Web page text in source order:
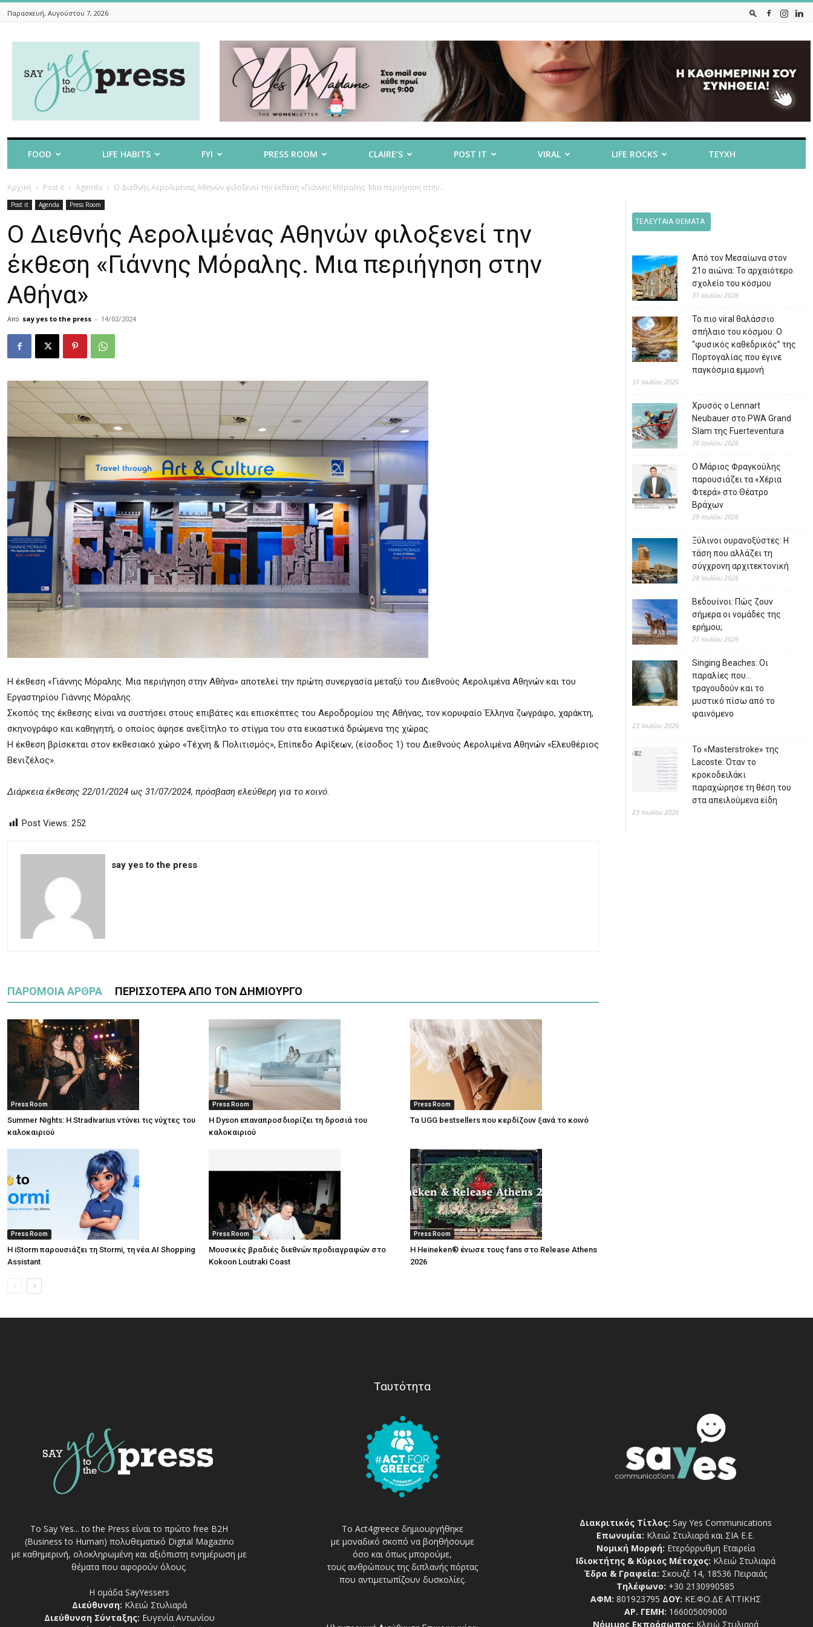
Παρασκευή, Αυγούστου 7, 2026
To
The
FOOD LIFE HABITS FYI PRESS ROOM CLAIRE’S POST IT VIRAL LIFE ROCKS ΤΕΥΧΗ
Αρχική Post it Agenda Ο Διεθνής Αερολιμένας Αθηνών φιλοξενεί την έκθεση «Γιάννης Μόραλης. Μια περιήγηση στην...
Post it Agenda Press Room
Ο Διεθνής Αερολιμένας Αθηνών φιλοξενεί την
έκθεση «Γιάννης Μόραλης. Μια περιήγηση στην
Αθήνα»
Από say yes to the press - 14/02/2024
Η έκθεση «Γιάννης Μόραλης. Μια περιήγηση στην Αθήνα» αποτελεί την πρώτη συνεργασία μεταξύ του Διεθνούς Αερολιμένα Αθηνών και του
Εργαστηρίου Γιάννης Μόραλης.
Σκοπός της έκθεσης είναι να συστήσει στους επιβάτες και επισκέπτες του Αεροδρομίου της Αθήνας, τον κορυφαίο Έλληνα ζωγράφο, χαράκτη,
σκηνογράφο και καθηγητή, ο οποίος άφησε ανεξίτηλο το στίγμα του στα εικαστικά δρώμενα της χώρας.
Η έκθεση βρίσκεται στον εκθεσιακό χώρο «Τέχνη & Πολιτισμός», Επίπεδο Αφίξεων, (είσοδος 1) του Διεθνούς Αερολιμένα Αθηνών «Ελευθέριος
Βενιζέλος».
Διάρκεια έκθεσης 22/01/2024 ως 31/07/2024, πρόσβαση ελεύθερη για το κοινό.
Post Views: 252
say yes to the press
ΠΑΡΟΜΟΙΑ ΑΡΘΡΑ ΠΕΡΙΣΣΟΤΕΡΑ ΑΠΟ ΤΟΝ ΔΗΜΙΟΥΡΓΟ
Press Room
Summer Nights: Η Stradivarius ντύνει τις νύχτες του
καλοκαιριού
Press Room
Η Dyson επαναπροσδιορίζει τη δροσιά του
καλοκαιριού
Press Room
Τα UGG bestsellers που κερδίζουν ξανά το κοινό
Press Room
Η iStorm παρουσιάζει τη Stormi, τη νέα AI Shopping
Assistant
Press Room
Μουσικές βραδιές διεθνών προδιαγραφών στο
Kokoon Loutraki Coast
Press Room
Η Heineken® ένωσε τους fans στο Release Athens
2026
ΤΕΛΕΥΤΑΙΑ ΘΕΜΑΤΑ
Από τον Μεσαίωνα στον
21ο αιώνα: Το αρχαιότερο
σχολείο του κόσμου
31 Ιουλίου 2026
Το πιο viral θαλάσσιο
σπήλαιο του κόσμου: Ο
“φυσικός καθεδρικός” της
Πορτογαλίας που έγινε
παγκόσμια εμμονή
31 Ιουλίου 2026
Χρυσός ο Lennart
Neubauer στο PWA Grand
Slam της Fuerteventura
30 Ιουλίου 2026
Ο Μάριος Φραγκούλης
παρουσιάζει τα «Χέρια
Φτερά» στο Θέατρο
Βράχων
29 Ιουλίου 2026
Ξύλινοι ουρανοξύστες: Η
τάση που αλλάζει τη
σύγχρονη αρχιτεκτονική
28 Ιουλίου 2026
Βεδουίνοι: Πώς ζουν
σήμερα οι νομάδες της
ερήμου;
27 Ιουλίου 2026
Singing Beaches: Οι
παραλίες που…
τραγουδούν και το
μυστικό πίσω από το
φαινόμενο
23 Ιουλίου 2026
Το «Masterstroke» της
Lacoste: Όταν το
κροκοδειλάκι
παραχώρησε τη θέση του
στα απειλούμενα είδη
23 Ιουλίου 2026
Το Say Yes... to the Press είναι το πρώτο free Β2Η
(Business to Human) πολυθεματικό Digital Magazino
με καθημερινή, ολοκληρωμένη και αξιόπιστη ενημέρωση με
θέματα που αφορούν όλους.
Η ομάδα SayYessers
Διεύθυνση: Κλειώ Στυλιαρά
Διεύθυνση Σύνταξης: Ευγενία Αντωνίου
Ταυτότητα
Το Act4greece δημιουργήθηκε
με μοναδικό σκοπό να βοηθήσουμε
όσο και όπως μπορούμε,
τους ανθρώπους της διπλανής πόρτας
που αντιμετωπίζουν δυσκολίες.
Διακριτικός Τίτλος: Say Yes Communications
Επωνυμία: Κλειώ Στυλιαρά και ΣΙΑ Ε.Ε.
Νομική Μορφή: Ετερόρρυθμη Εταιρεία
Ιδιοκτήτης & Κύριος Μέτοχος: Κλειώ Στυλιαρά
Έδρα & Γραφεία: Σκουζέ 14, 18536 Πειραιάς
Τηλέφωνο: +30 2130990585
ΑΦΜ: 801923795 ΔΟΥ: ΚΕ.ΦΟ.ΔΕ ΑΤΤΙΚΗΣ
ΑΡ. ΓΕΜΗ: 166005009000
Νόμιμος Εκπρόσωπος: Κλειώ Στυλιαρά